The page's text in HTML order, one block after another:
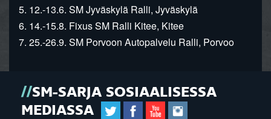
5. 12.-13.6. SM Jyväskylä Ralli, Jyväskylä
6. 14.-15.8. Fixus SM Ralli Kitee, Kitee
7. 25.-26.9. SM Porvoon Autopalvelu Ralli, Porvoo
SM-SARJA SOSIAALISESSA
MEDIASSA